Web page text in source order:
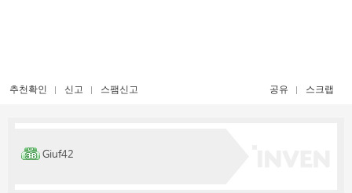
추천확인 신고 스팸신고 공유 스크랩
Giuf42